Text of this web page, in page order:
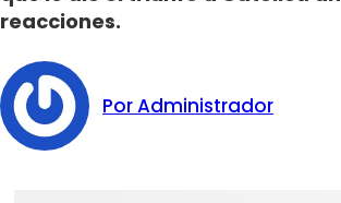
reacciones.
Por Administrador